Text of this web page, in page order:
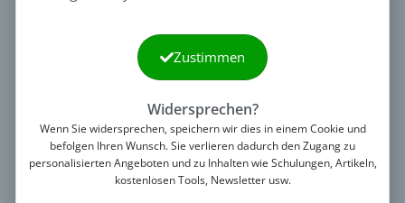
Warum eigentlich ein Artikel über so etwas Simples? Zugegeben,
Mautic-Newsletter
Unser Mautic Newsletter informiert Sie
regelmäßig über Mautic und unsere dazu
passenden Angebote. Melden Sie sich doch
Zustimmen
Widersprechen?
Wenn Sie widersprechen, speichern wir dies in einem Cookie und
befolgen Ihren Wunsch. Sie verlieren dadurch den Zugang zu
personalisierten Angeboten und zu Inhalten wie Schulungen, Artikeln,
kostenlosen Tools, Newsletter usw.